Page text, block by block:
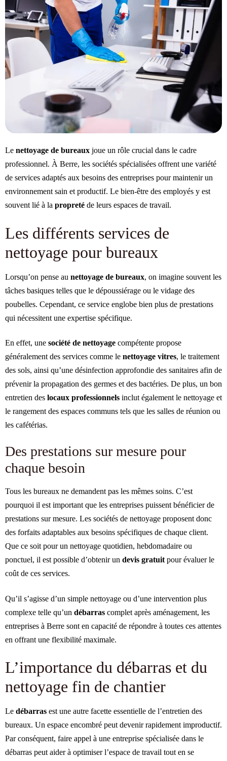
Le nettoyage de bureaux joue un rôle crucial dans le cadre
professionnel. À Berre, les sociétés spécialisées offrent une variété
de services adaptés aux besoins des entreprises pour maintenir un
environnement sain et productif. Le bien-être des employés y est
souvent lié à la propreté de leurs espaces de travail.
Les différents services de
nettoyage pour bureaux
Lorsqu’on pense au nettoyage de bureaux, on imagine souvent les
tâches basiques telles que le dépoussiérage ou le vidage des
poubelles. Cependant, ce service englobe bien plus de prestations
qui nécessitent une expertise spécifique.
En effet, une société de nettoyage compétente propose
généralement des services comme le nettoyage vitres, le traitement
des sols, ainsi qu’une désinfection approfondie des sanitaires afin de
prévenir la propagation des germes et des bactéries. De plus, un bon
entretien des locaux professionnels inclut également le nettoyage et
le rangement des espaces communs tels que les salles de réunion ou
les cafétérias.
Des prestations sur mesure pour
chaque besoin
Tous les bureaux ne demandent pas les mêmes soins. C’est
pourquoi il est important que les entreprises puissent bénéficier de
prestations sur mesure. Les sociétés de nettoyage proposent donc
des forfaits adaptables aux besoins spécifiques de chaque client.
Que ce soit pour un nettoyage quotidien, hebdomadaire ou
ponctuel, il est possible d’obtenir un devis gratuitpour évaluer le
coût de ces services.
Qu’il s’agisse d’un simple nettoyage ou d’une intervention plus
complexe telle qu’un débarras complet après aménagement, les
entreprises à Berre sont en capacité de répondre à toutes ces attentes
en offrant une flexibilité maximale.
L’importance du débarras et du
nettoyage fin de chantier
Le débarras est une autre facette essentielle de l’entretien des
bureaux. Un espace encombré peut devenir rapidement improductif.
Par conséquent, faire appel à une entreprise spécialisée dans le
débarras peut aider à optimiser l’espace de travail tout en se